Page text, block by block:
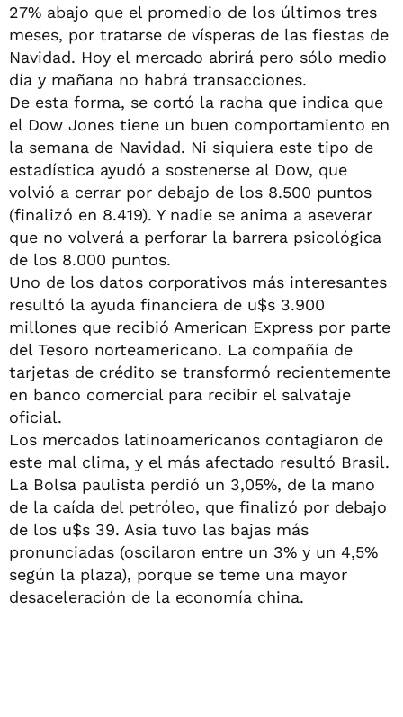
27% abajo que el promedio de los últimos tres
meses, por tratarse de vísperas de las fiestas de
Navidad. Hoy el mercado abrirá pero sólo medio
día y mañana no habrá transacciones.
De esta forma, se cortó la racha que indica que
el Dow Jones tiene un buen comportamiento en
la semana de Navidad. Ni siquiera este tipo de
estadística ayudó a sostenerse al Dow, que
volvió a cerrar por debajo de los 8.500 puntos
(finalizó en 8.419). Y nadie se anima a aseverar
que no volverá a perforar la barrera psicológica
de los 8.000 puntos.
Uno de los datos corporativos más interesantes
resultó la ayuda financiera de u$s 3.900
millones que recibió American Express por parte
del Tesoro norteamericano. La compañía de
tarjetas de crédito se transformó recientemente
en banco comercial para recibir el salvataje
oficial.
Los mercados latinoamericanos contagiaron de
este mal clima, y el más afectado resultó Brasil.
La Bolsa paulista perdió un 3,05%, de la mano
de la caída del petróleo, que finalizó por debajo
de los u$s 39. Asia tuvo las bajas más
pronunciadas (oscilaron entre un 3% y un 4,5%
según la plaza), porque se teme una mayor
desaceleración de la economía china.